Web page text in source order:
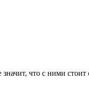
что с ними